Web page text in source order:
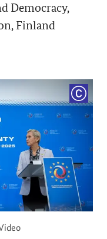
Democracy,
Finland